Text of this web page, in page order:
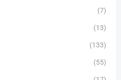
(7)
(13)
(133)
(55)